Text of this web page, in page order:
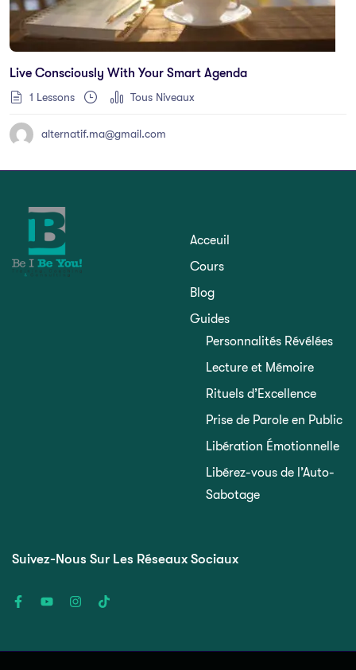
Live Consciously With Your Smart Agenda
1 Lessons Tous Niveaux
alternatif.ma@gmail.com
Acceuil
Cours
Blog
Guides
Personnalités Révélées
Lecture et Mémoire
Rituels d’Excellence
Prise de Parole en Public
Libération Émotionnelle
Libérez-vous de l’Auto-
Sabotage
Suivez-Nous Sur Les Réseaux Sociaux